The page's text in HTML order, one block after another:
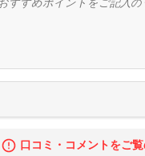
口コミ・コメントをご